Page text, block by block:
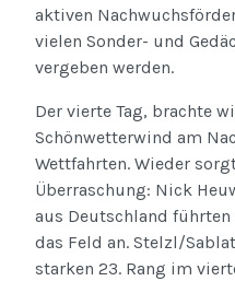
aktiven
vielen Sonder- und
vergeben werden.
Der vierte Tag, brachte
Schönwetterwind am
Wettfahrten. Wieder
Überraschung: Nick
aus Deutschland
das Feld an. Stelzl/
starken 23. Rang im